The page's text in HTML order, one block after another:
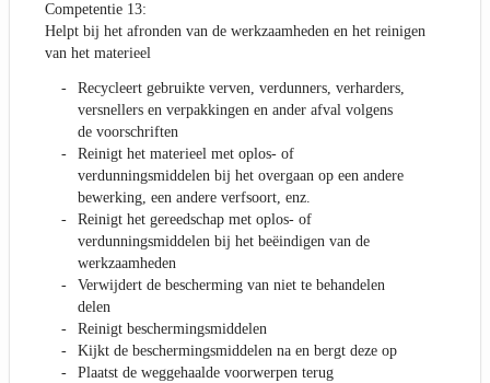
Competentie 13:
Helpt bij het afronden van de werkzaamheden en het reinigen
van het materieel
Recycleert gebruikte verven, verdunners, verharders,
versnellers en verpakkingen en ander afval volgens
de voorschriften
Reinigt het materieel met oplos- of
verdunningsmiddelen bij het overgaan op een andere
bewerking, een andere verfsoort, enz.
Reinigt het gereedschap met oplos- of
verdunningsmiddelen bij het beëindigen van de
werkzaamheden
Verwijdert de bescherming van niet te behandelen
delen
Reinigt beschermingsmiddelen
Kijkt de beschermingsmiddelen na en bergt deze op
Plaatst de weggehaalde voorwerpen terug